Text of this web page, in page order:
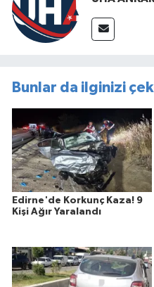
Bunlar da ilginizi
Edirne'de Korkunç Kaza! 9
Kişi Ağır Yaralandı